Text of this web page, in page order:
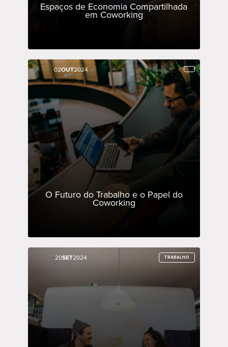
Espaços de Economia Compartilhada
em Coworking
02OUT2024
O Futuro do Trabalho e o Papel do
Coworking
02OUT2024
20SET2024 TRABALHO
20SET2024 TRABALHO